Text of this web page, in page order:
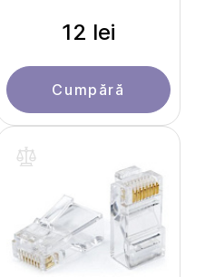
12 lei
Cumpără